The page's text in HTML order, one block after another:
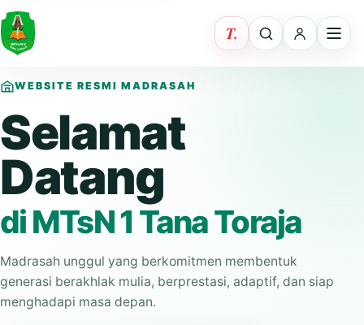
WEBSITE RESMI MADRASAH
Selamat
Datang
di MTsN 1 Tana Toraja
Madrasah unggul yang berkomitmen membentuk
generasi berakhlak mulia, berprestasi, adaptif, dan siap
menghadapi masa depan.